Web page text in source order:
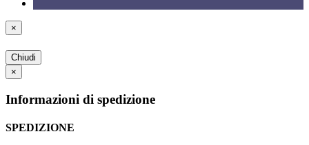
×
Chiudi
×
Informazioni di spedizione
SPEDIZIONE